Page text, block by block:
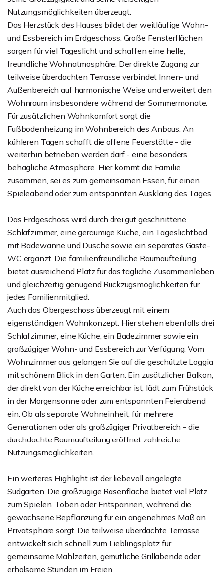
Nutzungsmöglichkeiten überzeugt.
Das Herzstück des Hauses bildet der weitläufige Wohn-
und Essbereich im Erdgeschoss. Große Fensterflächen
sorgen für viel Tageslicht und schaffen eine helle,
freundliche Wohnatmosphäre. Der direkte Zugang zur
teilweise überdachten Terrasse verbindet Innen- und
Außenbereich auf harmonische Weise und erweitert den
Wohnraum insbesondere während der Sommermonate.
Für zusätzlichen Wohnkomfort sorgt die
Fußbodenheizung im Wohnbereich des Anbaus. An
kühleren Tagen schafft die offene Feuerstätte - die
weiterhin betrieben werden darf - eine besonders
behagliche Atmosphäre. Hier kommt die Familie
zusammen, sei es zum gemeinsamen Essen, für einen
Spieleabend oder zum entspannten Ausklang des Tages.
Das Erdgeschoss wird durch drei gut geschnittene
Schlafzimmer, eine geräumige Küche, ein Tageslichtbad
mit Badewanne und Dusche sowie ein separates Gäste-
WC ergänzt. Die familienfreundliche Raumaufteilung
bietet ausreichend Platz für das tägliche Zusammenleben
und gleichzeitig genügend Rückzugsmöglichkeiten für
jedes Familienmitglied.
Auch das Obergeschoss überzeugt mit einem
eigenständigen Wohnkonzept. Hier stehen ebenfalls drei
Schlafzimmer, eine Küche, ein Badezimmer sowie ein
großzügiger Wohn- und Essbereich zur Verfügung. Vom
Wohnzimmer aus gelangen Sie auf die geschützte Loggia
mit schönem Blick in den Garten. Ein zusätzlicher Balkon,
der direkt von der Küche erreichbar ist, lädt zum Frühstück
in der Morgensonne oder zum entspannten Feierabend
ein. Ob als separate Wohneinheit, für mehrere
Generationen oder als großzügiger Privatbereich - die
durchdachte Raumaufteilung eröffnet zahlreiche
Nutzungsmöglichkeiten.
Ein weiteres Highlight ist der liebevoll angelegte
Südgarten. Die großzügige Rasenfläche bietet viel Platz
zum Spielen, Toben oder Entspannen, während die
gewachsene Bepflanzung für ein angenehmes Maß an
Privatsphäre sorgt. Die teilweise überdachte Terrasse
entwickelt sich schnell zum Lieblingsplatz für
gemeinsame Mahlzeiten, gemütliche Grillabende oder
erholsame Stunden im Freien.